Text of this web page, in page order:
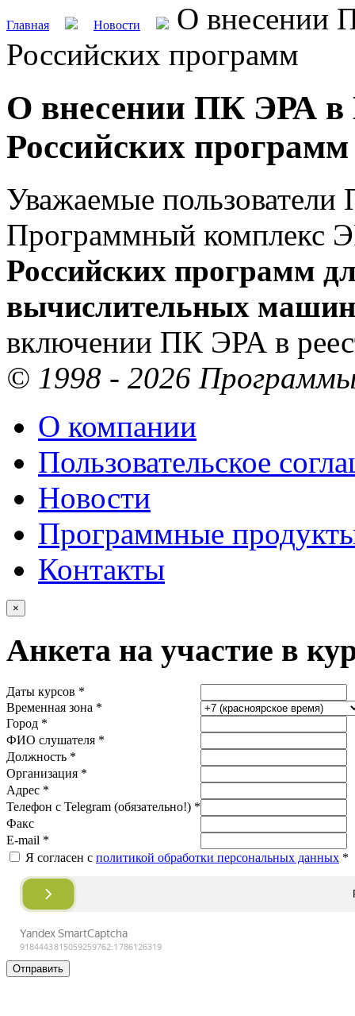
Главная Новости
О внесении
Российских программ
О внесении ПК ЭРА в
Российских программ
Уважаемые
Программный комплекс
Российских программ
вычислительных
включении ПК ЭРА в
© 1998 - 2026 Программы
О компании
Пользовательское
Новости
Программные
Контакты
×
Анкета на участие в
Даты курсов *
Временная зона *
Город *
ФИО слушателя *
Должность *
Организация *
Адрес *
Телефон с Telegram (обязательно!) *
Факс
E-mail *
Я согласен с политикой обработки персональных данных *
Отправить